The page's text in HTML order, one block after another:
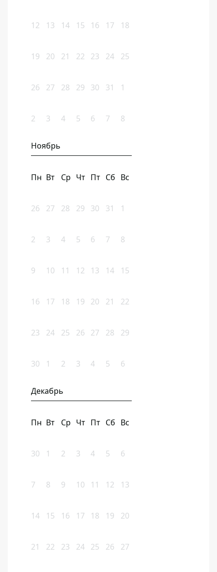
12 13 14 15 16 17 18
19 20 21 22 23 24 25
26 27 28 29 30 31 1
2 3 4 5 6 7 8
Ноябрь
Пн Вт Ср Чт Пт Сб Вс
26 27 28 29 30 31 1
2 3 4 5 6 7 8
9 10 11 12 13 14 15
16 17 18 19 20 21 22
23 24 25 26 27 28 29
30 1 2 3 4 5 6
Декабрь
Пн Вт Ср Чт Пт Сб Вс
30 1 2 3 4 5 6
7 8 9 10 11 12 13
14 15 16 17 18 19 20
21 22 23 24 25 26 27